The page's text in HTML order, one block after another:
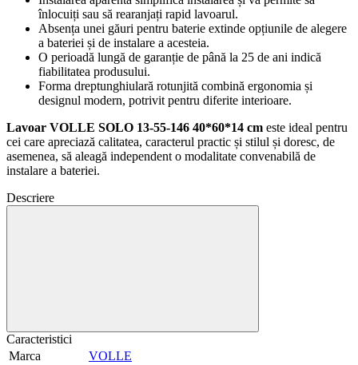
înlocuiți sau să rearanjați rapid lavoarul.
Absența unei găuri pentru baterie extinde opțiunile de alegere
a bateriei și de instalare a acesteia.
O perioadă lungă de garanție de până la 25 de ani indică
fiabilitatea produsului.
Forma dreptunghiulară rotunjită combină ergonomia și
designul modern, potrivit pentru diferite interioare.
Lavoar VOLLE SOLO 13-55-146 40*60*14 cm este ideal pentru
cei care apreciază calitatea, caracterul practic și stilul și doresc, de
asemenea, să aleagă independent o modalitate convenabilă de
instalare a bateriei.
Descriere
Caracteristici
Marca
VOLLE